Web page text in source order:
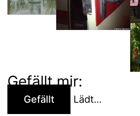
Gefällt mir:
Gefällt Lädt…